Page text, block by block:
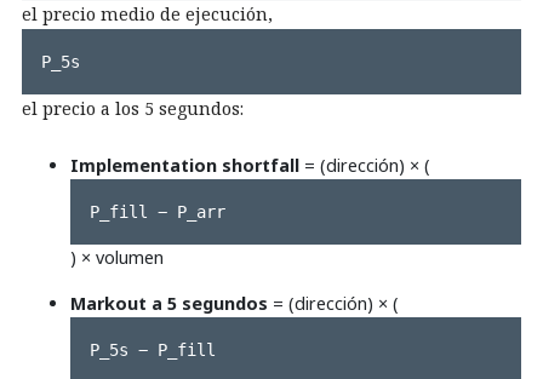
el precio medio de ejecución,
P_5s
el precio a los 5 segundos:
Implementation shortfall = (dirección) × (
P_fill − P_arr
) × volumen
Markout a 5 segundos = (dirección) × (
P_5s − P_fill